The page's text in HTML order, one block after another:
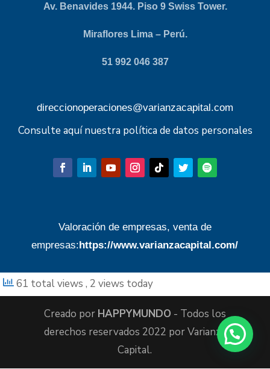
Av. Benavides 1944. Piso 9 Swiss Tower.
Miraflores Lima – Perú.
51 992 046 387
direccionoperaciones@varianzacapital.com
Consulte aquí nuestra política de datos personales
Valoración de empresas, venta de
empresas:https://www.varianzacapital.com/
61 total views , 2 views today
Creado por HAPPYMUNDO - Todos los
derechos reservados 2022 por Varianza
Capital.